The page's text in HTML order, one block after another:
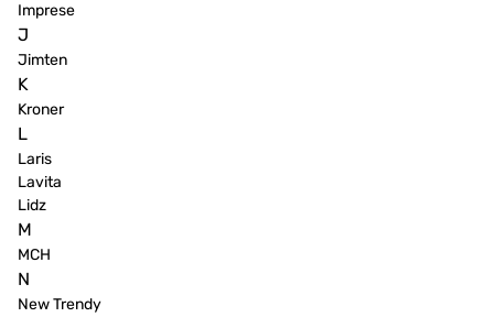
Imprese
J
Jimten
K
Kroner
L
Laris
Lavita
Lidz
M
MCH
N
New Trendy